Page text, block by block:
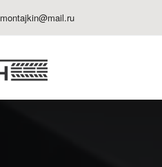
montajkin@mail.ru